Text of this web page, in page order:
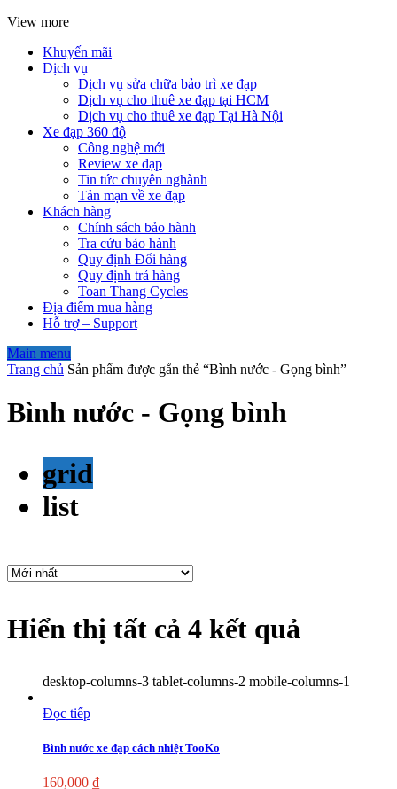
View more
Khuyến mãi
Dịch vụ
Dịch vụ sửa chữa bảo trì xe đạp
Dịch vụ cho thuê xe đạp tại HCM
Dịch vụ cho thuê xe đạp Tại Hà Nội
Xe đạp 360 độ
Công nghệ mới
Review xe đạp
Tin tức chuyên nghành
Tản mạn về xe đạp
Khách hàng
Chính sách bảo hành
Tra cứu bảo hành
Quy định Đổi hàng
Quy định trả hàng
Toan Thang Cycles
Địa điểm mua hàng
Hỗ trợ – Support
Main menu
Trang chủ Sản phẩm được gắn thẻ “Bình nước - Gọng bình”
Bình nước - Gọng bình
grid
list
Hiển thị tất cả 4 kết quả
desktop-columns-3 tablet-columns-2 mobile-columns-1
Đọc tiếp
Bình nước xe đạp cách nhiệt TooKo
160,000 ₫